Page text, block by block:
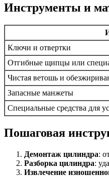
Инструменты и
Ключи и отвертки
Отгибные щипцы или
Чистая ветошь и
Запасные манжеты
Специальные средства для
Пошаговая
Демонтаж цилиндра:
Разборка цилиндра:
Извлечение